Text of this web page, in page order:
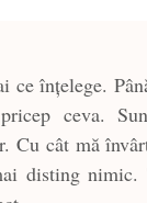
ce înțelege.
ceva.
Cu cât mă
disting nimic.